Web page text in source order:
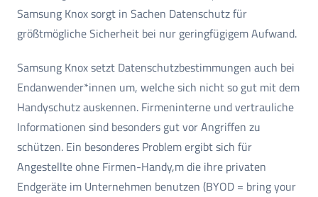
Samsung Knox sorgt in Sachen Datenschutz für
größtmögliche Sicherheit bei nur geringfügigem Aufwand.
Samsung Knox setzt Datenschutzbestimmungen auch bei
Endanwender*innen um, welche sich nicht so gut mit dem
Handyschutz auskennen. Firmeninterne und vertrauliche
Informationen sind besonders gut vor Angriffen zu
schützen. Ein besonderes Problem ergibt sich für
Angestellte ohne Firmen-Handy,m die ihre privaten
Endgeräte im Unternehmen benutzen (BYOD = bring your